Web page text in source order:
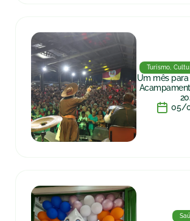
Turismo,
Um mês
05/